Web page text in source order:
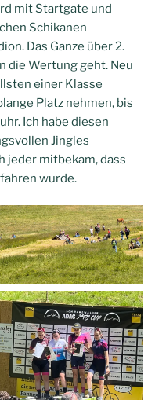
mit Startgate und
Schikanen
Das Ganze über 2.
die Wertung geht. Neu
einer Klasse
Platz nehmen, bis
Ich habe diesen
Jingles
jeder mitbekam, dass
wurde.